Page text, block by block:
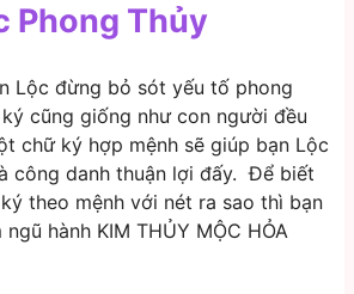
Phong Thủy
Lộc đừng bỏ sót yếu tố phong
cũng giống như con người đều
chữ ký hợp mệnh sẽ giúp bạn Lộc
công danh thuận lợi đấy. Để biết
theo mệnh với nét ra sao thì bạn
hành KIM THỦY MỘC HỎA